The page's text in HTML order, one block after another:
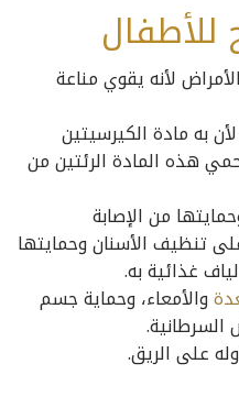
للأطفال
لأنه يقوي مناعة
به مادة الكيرسيتين
هذه المادة الرئتين من
من الإصابة
تنظيف الأسنان وحمايتها
غذائية به.
والأمعاء، وحماية جسم
السرطانية.
على الريق.